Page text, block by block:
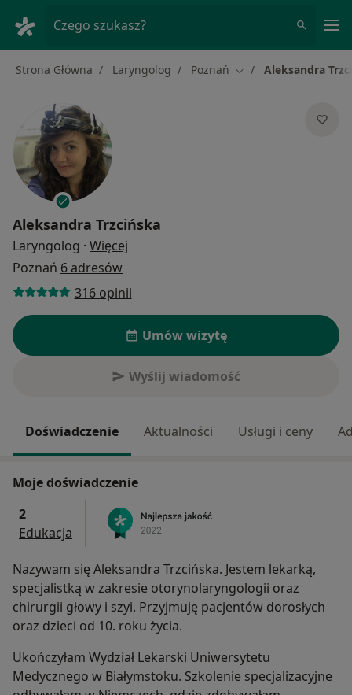
Czego szukasz?
Strona Główna Laryngolog Poznań Zmień miasto
Aleksandra
Aleksandra Trzcińska
Laryngolog · Więcej
Poznań 6 adresów
316 opinii
Umów wizytę
Wyślij wiadomość
Doświadczenie Aktualności Usługi i ceny
Moje doświadczenie
2
Edukacja
Nazywam się Aleksandra Trzcińska. Jestem lekarką,
specjalistką w zakresie otorynolaryngologii oraz
chirurgii głowy i szyi. Przyjmuję pacjentów dorosłych
oraz dzieci od 10. roku życia.
Ukończyłam Wydział Lekarski Uniwersytetu
Medycznego w Białymstoku. Szkolenie specjalizacyjne